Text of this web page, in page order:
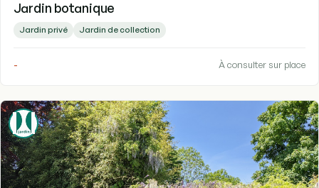
Jardin botanique
Jardin privé Jardin de collection
- À consulter sur place